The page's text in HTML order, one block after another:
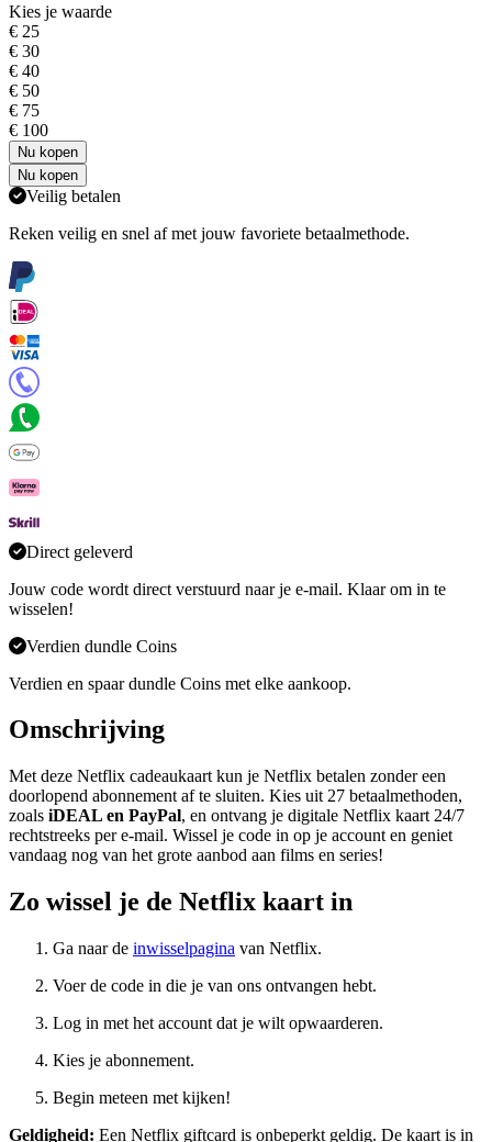
Kies je waarde
€ 25
€ 30
€ 40
€ 50
€ 75
€ 100
Nu kopen
Nu kopen
Veilig betalen
Reken veilig en snel af met jouw favoriete betaalmethode.
Direct geleverd
Jouw code wordt direct verstuurd naar je e-mail. Klaar om in te
wisselen!
Verdien dundle Coins
Verdien en spaar dundle Coins met elke aankoop.
Omschrijving
Met deze Netflix cadeaukaart kun je Netflix betalen zonder een
doorlopend abonnement af te sluiten. Kies uit 27 betaalmethoden,
zoals iDEAL en PayPal, en ontvang je digitale Netflix kaart 24/7
rechtstreeks per e-mail. Wissel je code in op je account en geniet
vandaag nog van het grote aanbod aan films en series!
Zo wissel je de Netflix kaart in
Ga naar de inwisselpagina van Netflix.
Voer de code in die je van ons ontvangen hebt.
Log in met het account dat je wilt opwaarderen.
Kies je abonnement.
Begin meteen met kijken!
Geldigheid: Een Netflix giftcard is onbeperkt geldig. De kaart is in